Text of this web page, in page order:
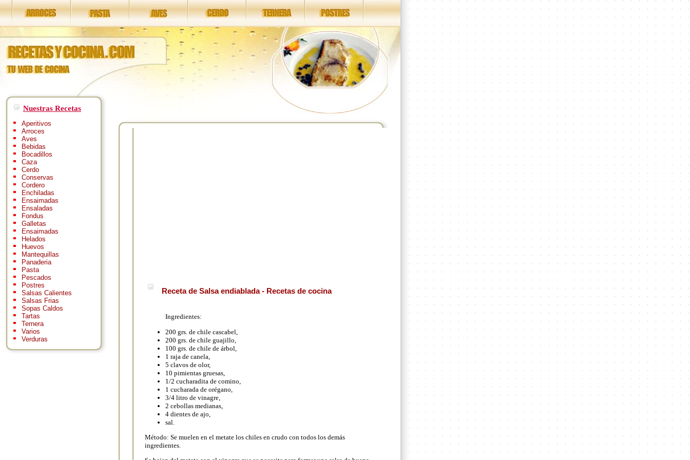
Nuestras Recetas
Aperitivos
Arroces
Aves
Bebidas
Bocadillos
Caza
Cerdo
Conservas
Cordero
Enchiladas
Ensaimadas
Ensaladas
Fondus
Galletas
Ensaimadas
Helados
Huevos
Mantequillas
Panaderia
Pasta
Pescados
Postres
Salsas Calientes
Salsas Frias
Sopas Caldos
Tartas
Ternera
Varios
Verduras
Receta de Salsa endiablada - Recetas de cocina
Ingredientes:
200 grs. de chile cascabel,
200 grs. de chile guajillo,
100 grs. de chile de árbol,
1 raja de canela,
5 clavos de olor,
10 pimientas gruesas,
1/2 cucharadita de comino,
1 cucharada de orégano,
3/4 litro de vinagre,
2 cebollas medianas,
4 dientes de ajo,
sal.
Método: Se muelen en el metate los chiles en crudo con todos los demás
ingredientes.